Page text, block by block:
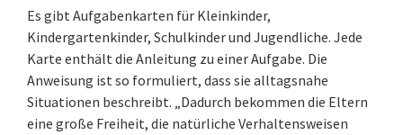
Es gibt Aufgabenkarten für Kleinkinder,
Kindergartenkinder, Schulkinder und Jugendliche. Jede
Karte enthält die Anleitung zu einer Aufgabe. Die
Anweisung ist so formuliert, dass sie alltagsnahe
Situationen beschreibt. „Dadurch bekommen die Eltern
eine große Freiheit, die natürliche Verhaltensweisen